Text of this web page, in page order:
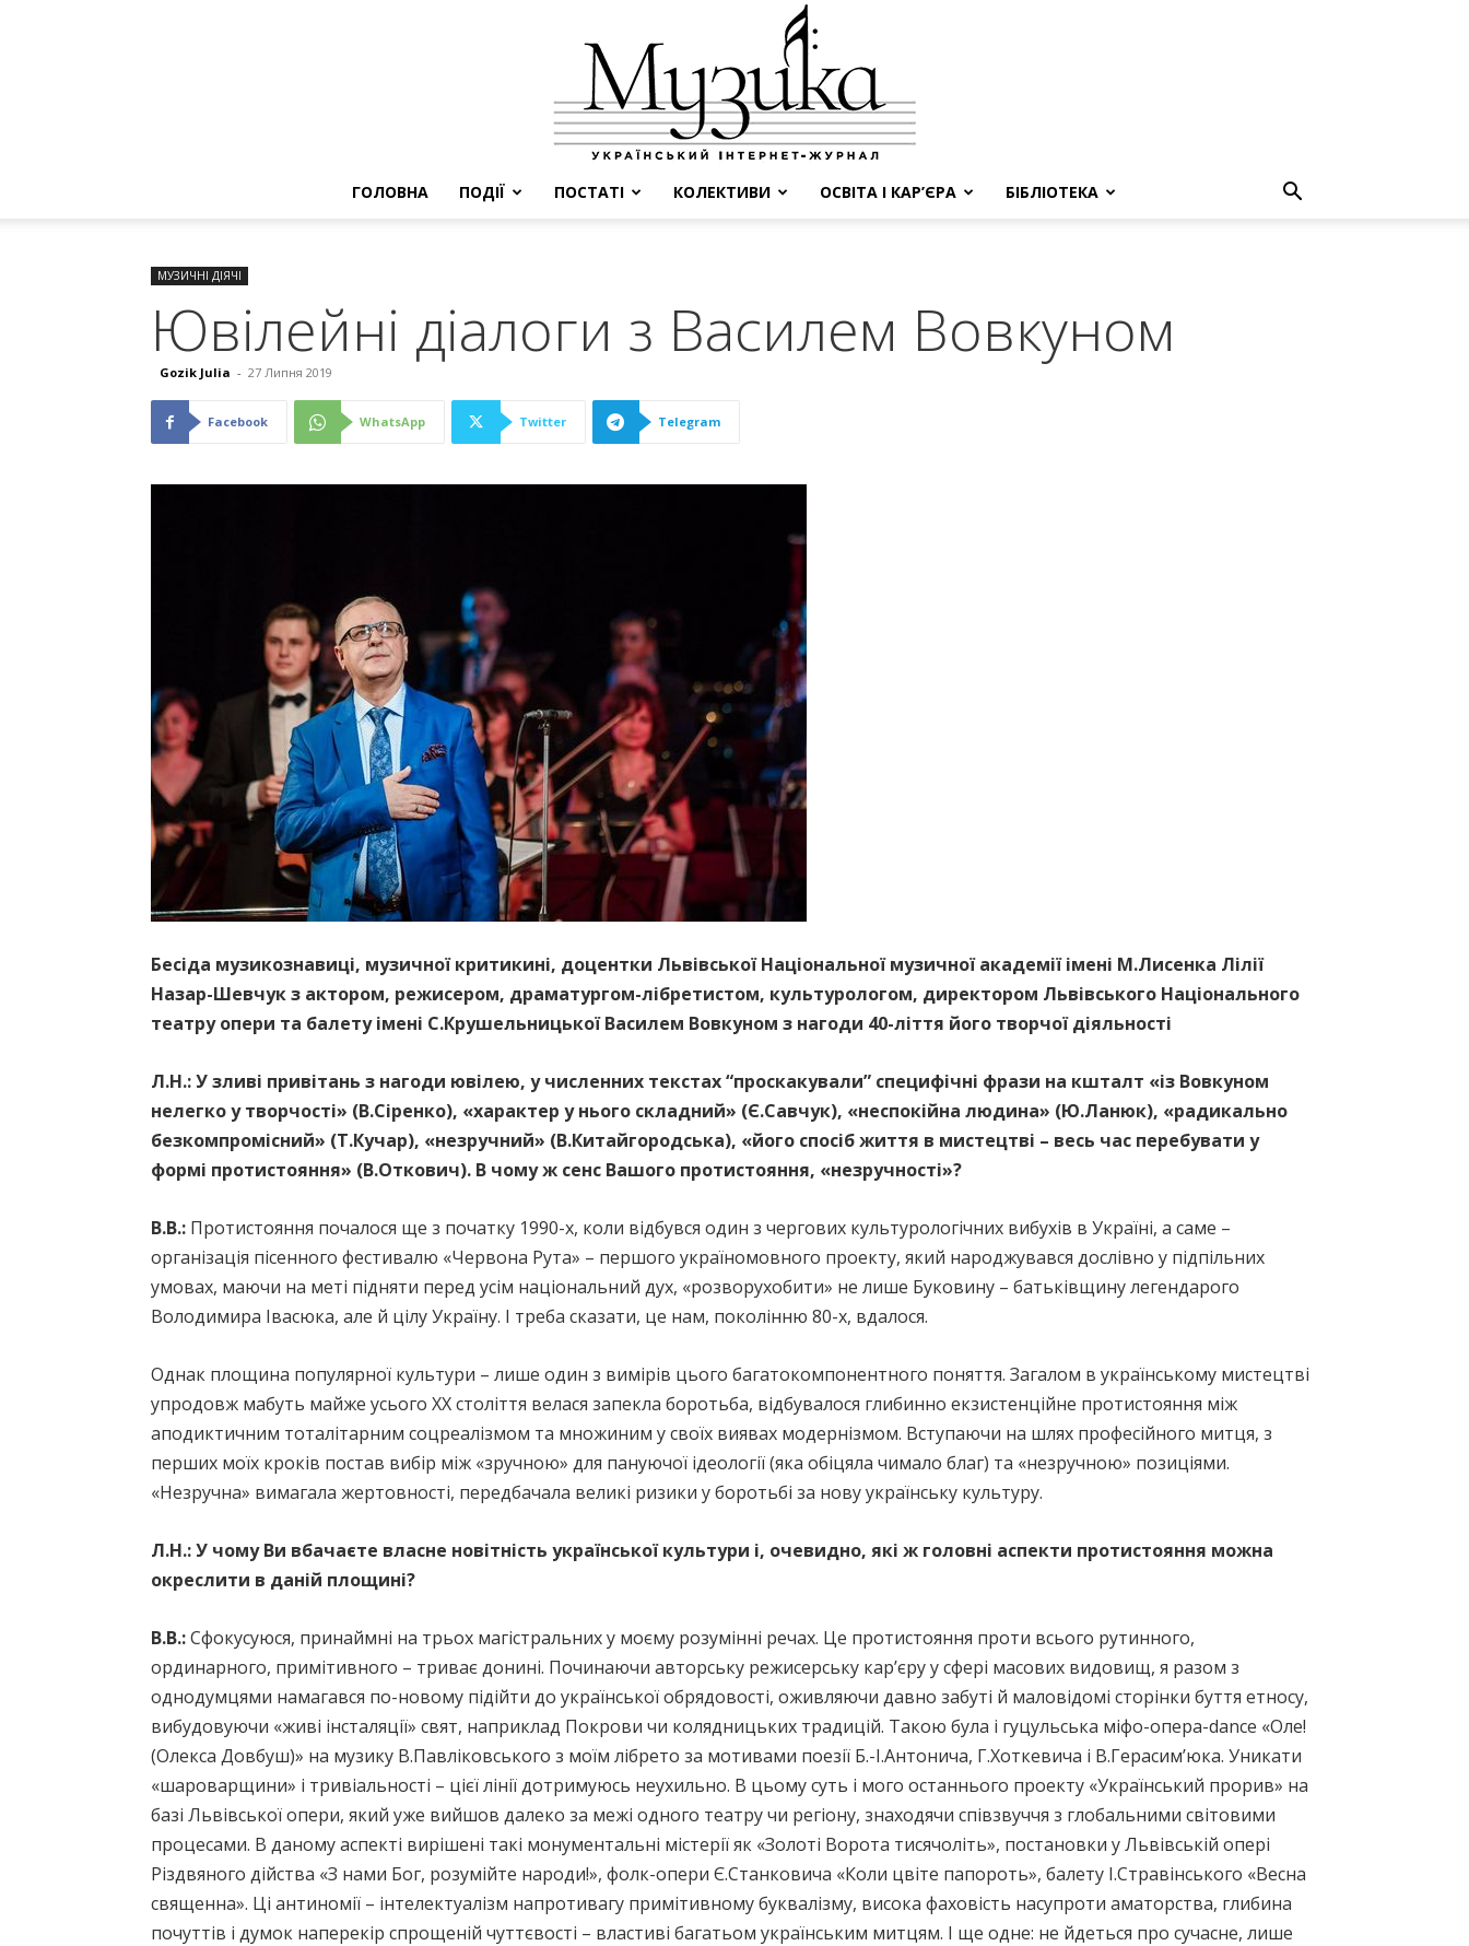
ГОЛОВНА ПОДІЇ ПОСТАТІ КОЛЕКТИВИ ОСВІТА І КАР’ЄРА БІБЛІОТЕКА
МУЗИЧНІ ДІЯЧІ
Ювілейні діалоги з Василем Вовкуном
Gozik Julia - 27 Липня 2019
Facebook WhatsApp Twitter Telegram
Бесіда музикознавиці, музичної критикині, доцентки Львівської Національної музичної академії імені М.Лисенка Лілії
Назар-Шевчук з актором, режисером, драматургом-лібретистом, культурологом, директором Львівського Національного
театру опери та балету імені С.Крушельницької Василем Вовкуном з нагоди 40-ліття його творчої діяльності
Л.Н.:У зливі привітань з нагоди ювілею, у численних текстах “проскакували” специфічні фрази на кшталт «із Вовкуном
нелегко у творчості» (В.Сіренко), «характер у нього складний» (Є.Савчук), «неспокійна людина» (Ю.Ланюк), «радикально
безкомпромісний» (Т.Кучар), «незручний» (В.Китайгородська), «його спосіб життя в мистецтві – весь час перебувати у
формі протистояння» (В.Откович). В чому ж сенс Вашого протистояння, «незручності»?
В.В.: Протистояння почалося ще з початку 1990-х, коли відбувся один з чергових культурологічних вибухів в Україні, а саме –
організація пісенного фестивалю «Червона Рута» – першого україномовного проекту, який народжувався дослівно у підпільних
умовах, маючи на меті підняти перед усім національний дух, «розворухобити» не лише Буковину – батьківщину легендарого
Володимира Івасюка, але й цілу Україну. І треба сказати, це нам, поколінню 80-х, вдалося.
Однак площина популярної культури – лише один з вимірів цього багатокомпонентного поняття. Загалом в українському мистецтві
упродовж мабуть майже усього ХХ століття велася запекла боротьба, відбувалося глибинно екзистенційне протистояння між
аподиктичним тоталітарним соцреалізмом та множиним у своїх виявах модернізмом. Вступаючи на шлях професійного митця, з
перших моїх кроків постав вибір між «зручною» для пануючої ідеології (яка обіцяла чимало благ) та «незручною» позиціями.
«Незручна» вимагала жертовності, передбачала великі ризики у боротьбі за нову українську культуру.
Л.Н.: У чому Ви вбачаєте власне новітність української культури і, очевидно, які ж головні аспекти протистояння можна
окреслити в даній площині?
В.В.:Сфокусуюся, принаймні на трьох магістральних у моєму розумінні речах. Це протистояння проти всього рутинного,
ординарного, примітивного – триває донині. Починаючи авторську режисерську кар’єру у сфері масових видовищ, я разом з
однодумцями намагався по-новому підійти до української обрядовості, оживляючи давно забуті й маловідомі сторінки буття етносу,
вибудовуючи «живі інсталяції» свят, наприклад Покрови чи колядницьких традицій. Такою була і гуцульська міфо-опера-dance «Оле!
(Олекса Довбуш)» на музику В.Павліковського з моїм лібрето за мотивами поезії Б.-І.Антонича, Г.Хоткевича і В.Герасим’юка. Уникати
«шароварщини» і тривіальності – цієї лінії дотримуюсь неухильно. В цьому суть і мого останнього проекту «Український прорив» на
базі Львівської опери, який уже вийшов далеко за межі одного театру чи регіону, знаходячи співзвуччя з глобальними світовими
процесами. В даному аспекті вирішені такі монументальні містерії як «Золоті Ворота тисячоліть», постановки у Львівській опері
Різдвяного дійства «З нами Бог, розумійте народи!», фолк-опери Є.Станковича «Коли цвіте папороть», балету І.Стравінського «Весна
священна». Ці антиномії – інтелектуалізм напротивагу примітивному буквалізму, висока фаховість насупроти аматорства, глибина
почуттів і думок наперекір спрощеній чуттєвості – властиві багатьом українським митцям. І ще одне: не йдеться про сучасне, лише